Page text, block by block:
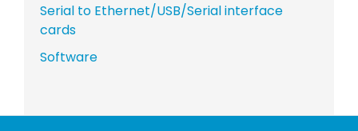
Serial to Ethernet/USB/Serial interface
cards
Software